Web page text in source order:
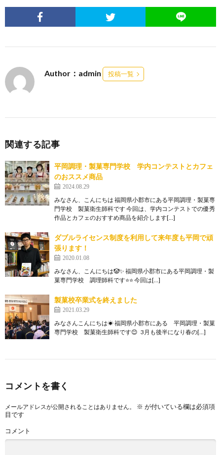
Author：admin 投稿一覧
関連する記事
平岡調理・製菓専門学校 学内コンテストとカフェ
のおススメ商品
2024.08.29
みなさん、こんにちは 福岡県小郡市にある平岡調理・製菓専
門学校 製菓衛生師科です 今回は、学内コンテストでの優秀
作品とカフェのおすすめ商品を紹介します[…]
ダブルライセンス制度を利用して来年度も平岡で頑
張ります！
2020.01.08
みなさん、こんにちは🤡✨ 福岡県小郡市にある平岡調理・製
菓専門学校 調理師科です⭐⭐ 今回は[…]
製菓校卒業式を終えました
2021.03.29
みなさんこんにちは☀ 福岡県小郡市にある 平岡調理・製菓
専門学校 製菓衛生師科です😊 3月も後半になり春の[…]
コメントを書く
メールアドレスが公開されることはありません。 ※ が付いている欄は必須項
目です
コメント